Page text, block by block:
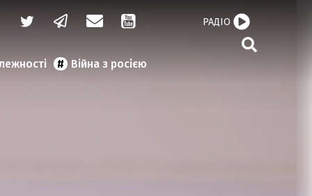
Війна з росією
РАДІО